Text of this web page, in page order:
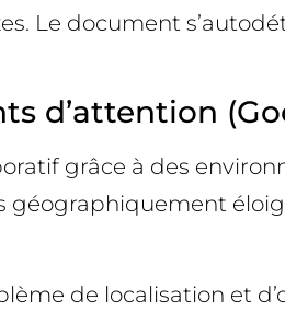
Le document
d’attention
grâce à des
de localisation et